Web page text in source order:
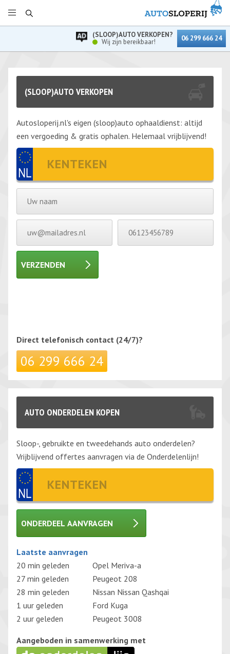
(SLOOP)AUTO VERKOPEN?
Wij zijn bereikbaar!
06 299 666 24
(SLOOP)AUTO VERKOPEN
Autosloperij.nl's eigen (sloop)auto ophaaldienst: altijd
een vergoeding & gratis ophalen. Helemaal vrijblijvend!
VERZENDEN
Direct telefonisch contact (24/7)?
06 299 666 24
AUTO ONDERDELEN KOPEN
Sloop-, gebruikte en tweedehands auto onderdelen?
Vrijblijvend offertes aanvragen via de Onderdelenlijn!
ONDERDEEL AANVRAGEN
Gelieve dit veld leeg te laten.
Laatste aanvragen
20 min geleden
Opel Meriva-a
27 min geleden
Peugeot 208
28 min geleden
Nissan Nissan Qashqai
1 uur geleden
Ford Kuga
2 uur geleden
Peugeot 3008
Aangeboden in samenwerking met